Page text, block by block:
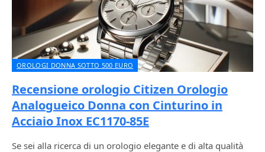
OROLOGI DONNA SOTTO 500 EURO
Recensione orologio Citizen Orologio
Analogueico Donna con Cinturino in
Acciaio Inox EC1170-85E
Se sei alla ricerca di un orologio elegante e di alta qualità